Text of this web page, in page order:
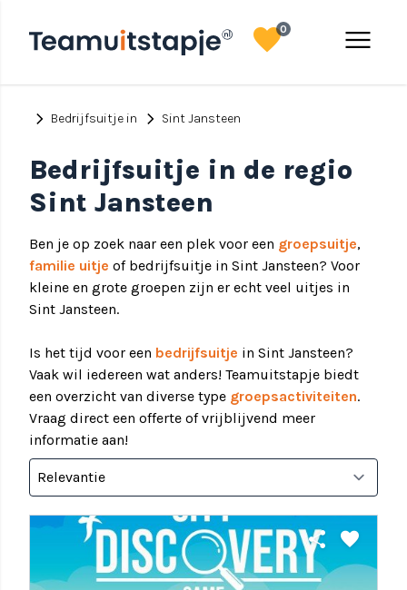
menu
favorite0
chevron_right Bedrijfsuitje in chevron_right Sint Jansteen
Bedrijfsuitje in de regio
Sint Jansteen
Ben je op zoek naar een plek voor een groepsuitje,
familie uitje of bedrijfsuitje in Sint Jansteen? Voor
kleine en grote groepen zijn er echt veel uitjes in
Sint Jansteen.
Is het tijd voor een bedrijfsuitje in Sint Jansteen?
Vaak wil iedereen wat anders! Teamuitstapje biedt
een overzicht van diverse type groepsactiviteiten.
Vraag direct een offerte of vrijblijvend meer
informatie aan!
share favorite